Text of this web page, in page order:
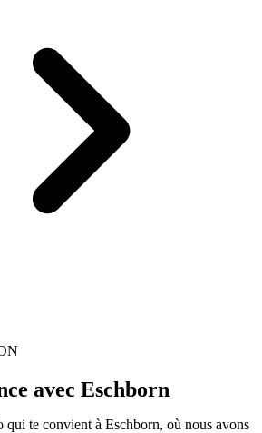
avec Eschborn
qui te convient à Eschborn, où nous avons